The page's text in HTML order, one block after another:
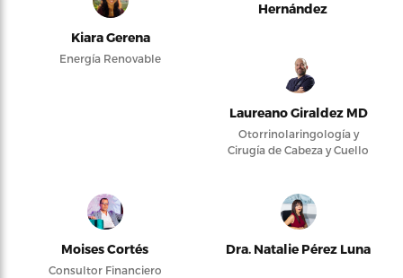
Kiara Gerena
Energía Renovable
Hernández
Laureano Giraldez MD
Otorrinolaringología y
Cirugía de Cabeza y Cuello
Moises Cortés
Consultor Financiero
Dra. Natalie Pérez Luna